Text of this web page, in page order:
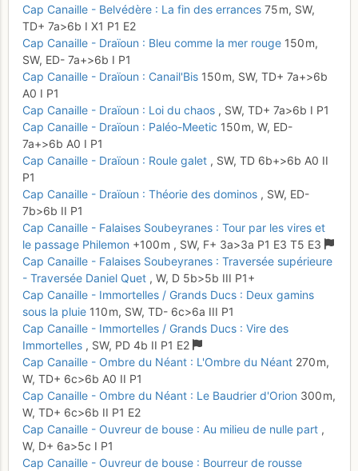
Cap Canaille - Belvédère : La fin des errances 75 m, SW,
TD+ 7a>6b I X1 P1 E2
Cap Canaille - Draïoun : Bleu comme la mer rouge 150 m,
SW, ED- 7a+>6b I P1
Cap Canaille - Draïoun : Canail'Bis 150 m, SW, TD+ 7a+>6b
A0 I P1
Cap Canaille - Draïoun : Loi du chaos , SW, TD+ 7a>6b I P1
Cap Canaille - Draïoun : Paléo-Meetic 150 m, W, ED-
7a+>6b A0 I P1
Cap Canaille - Draïoun : Roule galet , SW, TD 6b+>6b A0 II
P1
Cap Canaille - Draïoun : Théorie des dominos , SW, ED-
7b>6b II P1
Cap Canaille - Falaises Soubeyranes : Tour par les vires et
le passage Philemon +100 m , SW, F+ 3a>3a P1 E3 T5 E3
Cap Canaille - Falaises Soubeyranes : Traversée supérieure
- Traversée Daniel Quet , W, D 5b>5b III P1+
Cap Canaille - Immortelles / Grands Ducs : Deux gamins
sous la pluie 110 m, SW, TD- 6c>6a III P1
Cap Canaille - Immortelles / Grands Ducs : Vire des
Immortelles , SW, PD 4b II P1 E2
Cap Canaille - Ombre du Néant : L'Ombre du Néant 270 m,
W, TD+ 6c>6b A0 II P1
Cap Canaille - Ombre du Néant : Le Baudrier d'Orion 300 m,
W, TD+ 6c>6b II P1 E2
Cap Canaille - Ouvreur de bouse : Au milieu de nulle part ,
W, D+ 6a>5c I P1
Cap Canaille - Ouvreur de bouse : Bourreur de rousse